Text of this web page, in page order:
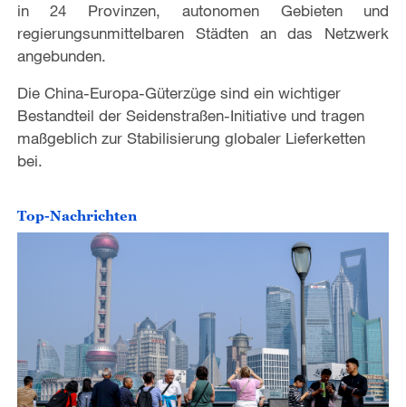
in 24 Provinzen, autonomen Gebieten und
regierungsunmittelbaren Städten an das Netzwerk
angebunden.
Die China-Europa-Güterzüge sind ein wichtiger
Bestandteil der Seidenstraßen-Initiative und tragen
maßgeblich zur Stabilisierung globaler Lieferketten
bei.
Top-Nachrichten